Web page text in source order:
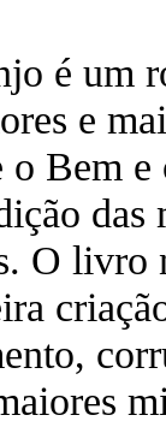
é um
e
o Bem
O livro